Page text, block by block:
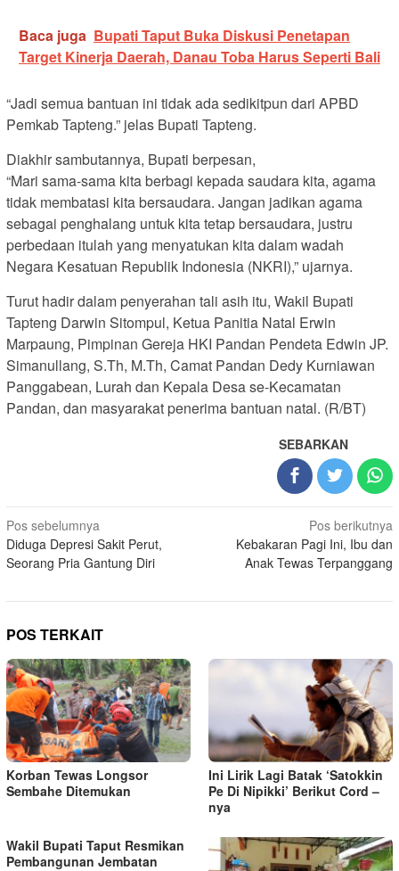
Baca juga Bupati Taput Buka Diskusi Penetapan
Target Kinerja Daerah, Danau Toba Harus Seperti Bali
“Jadi semua bantuan ini tidak ada sedikitpun dari APBD
Pemkab Tapteng.” jelas Bupati Tapteng.
Diakhir sambutannya, Bupati berpesan,
“Mari sama-sama kita berbagi kepada saudara kita, agama
tidak membatasi kita bersaudara. Jangan jadikan agama
sebagai penghalang untuk kita tetap bersaudara, justru
perbedaan itulah yang menyatukan kita dalam wadah
Negara Kesatuan Republik Indonesia (NKRI),” ujarnya.
Turut hadir dalam penyerahan tali asih itu, Wakil Bupati
Tapteng Darwin Sitompul, Ketua Panitia Natal Erwin
Marpaung, Pimpinan Gereja HKI Pandan Pendeta Edwin JP.
Simanullang, S.Th, M.Th, Camat Pandan Dedy Kurniawan
Panggabean, Lurah dan Kepala Desa se-Kecamatan
Pandan, dan masyarakat penerima bantuan natal. (R/BT)
SEBARKAN
Navigasi
pos
Pos sebelumnya
Diduga Depresi Sakit Perut,
Seorang Pria Gantung Diri
Pos berikutnya
Kebakaran Pagi Ini, Ibu dan
Anak Tewas Terpanggang
POS TERKAIT
Korban Tewas Longsor
Sembahe Ditemukan
Ini Lirik Lagi Batak ‘Satokkin
Pe Di Nipikki’ Berikut Cord –
nya
Wakil Bupati Taput Resmikan
Pembangunan Jembatan